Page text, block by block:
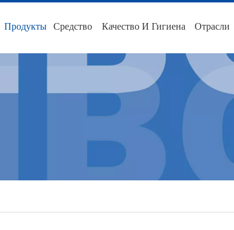
Продукты Средство Качество И Гигиена Отрасли